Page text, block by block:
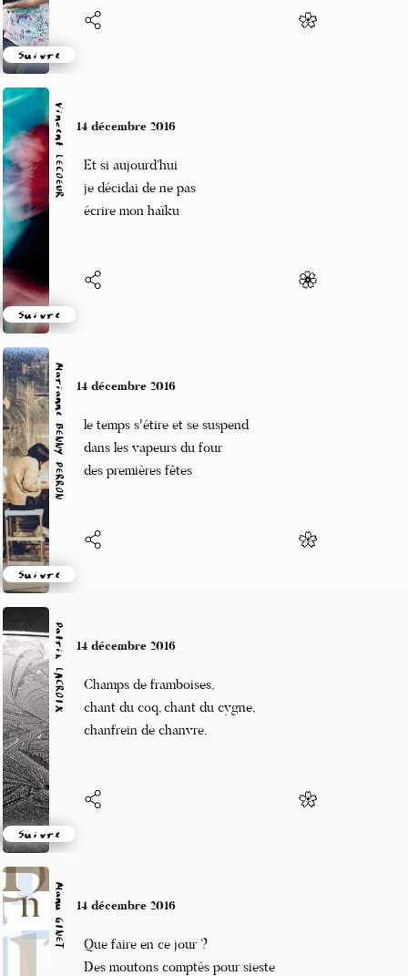
Suivre
Vincent LECŒUR
Suivre
14 décembre 2016
Et si aujourd’hui
je décidai de ne pas
écrire mon haïku
Marianne BENNY PERRON
Suivre
14 décembre 2016
le temps s'étire et se suspend
dans les vapeurs du four
des premières fêtes
Patrik LACROIX
Suivre
14 décembre 2016
Champs de framboises,
chant du coq, chant du cygne,
chanfrein de chanvre.
Manu GINET 14 décembre 2016
Que faire en ce jour ?
Des moutons comptés pour sieste